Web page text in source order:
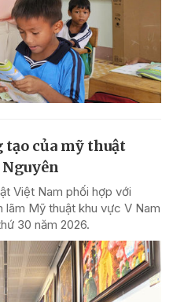
của mỹ thuật
Việt Nam phối hợp với
lãm Mỹ thuật khu vực V Nam
30 năm 2026.